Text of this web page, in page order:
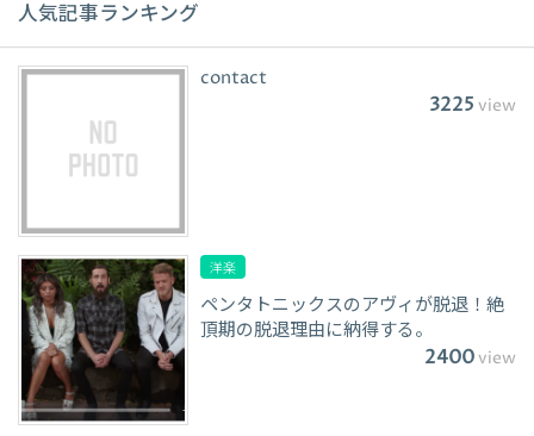
人気記事ランキング
contact
3225 view
洋楽
ペンタトニックスのアヴィが脱退！絶
頂期の脱退理由に納得する。
2400view